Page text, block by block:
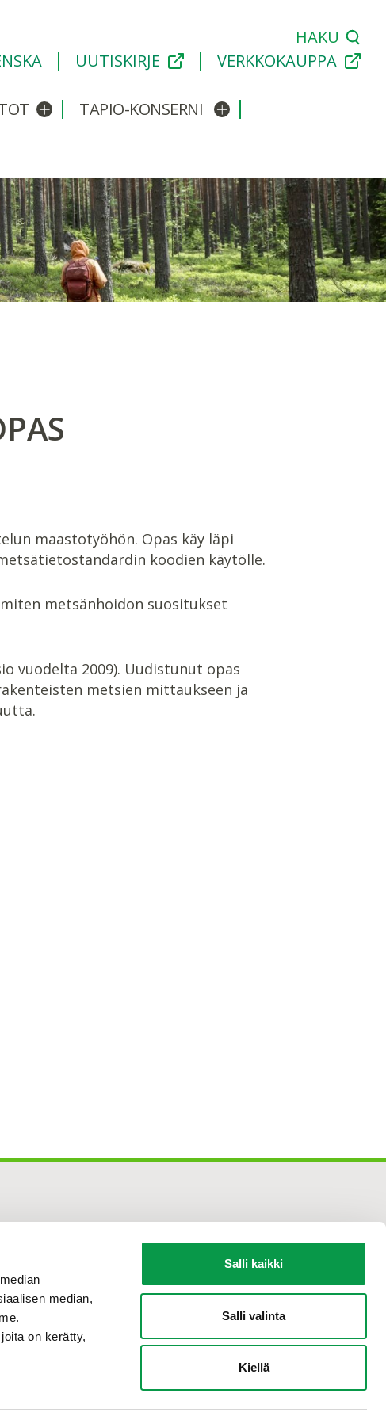
median,
on kerätty,
Salli kaikki
Salli valinta
Kiellä
HAKU
UUTISKIRJE VERKKOKAUPPA
Avaa/sulje alavalikko
TAPIO-KONSERNI Avaa/sulje alavalikko
maastotyöhön. Opas käy läpi
koodien käytölle.
metsänhoidon suositukset
vuodelta 2009). Uudistunut opas
metsien mittaukseen ja
Tilaa
uutiskirje